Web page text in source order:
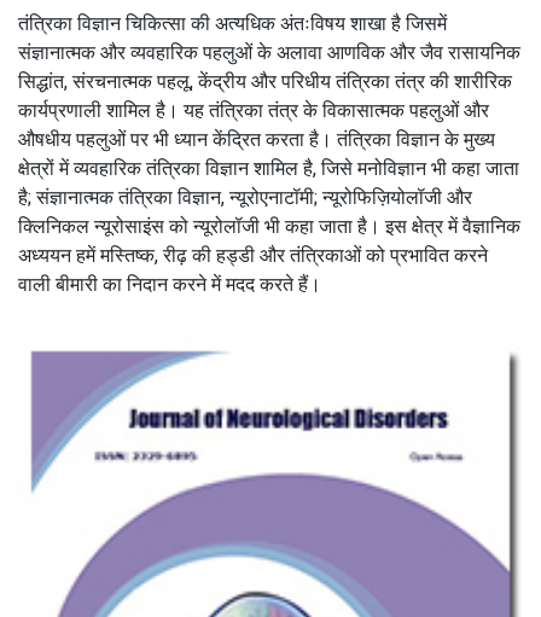
तंत्रिका विज्ञान चिकित्सा की अत्यधिक अंतःविषय शाखा है जिसमें
संज्ञानात्मक और व्यवहारिक पहलुओं के अलावा आणविक और जैव रासायनिक
सिद्धांत, संरचनात्मक पहलू, केंद्रीय और परिधीय तंत्रिका तंत्र की शारीरिक
कार्यप्रणाली शामिल है।यह तंत्रिका तंत्र के विकासात्मक पहलुओं और
औषधीय पहलुओं पर भी ध्यान केंद्रित करता है।तंत्रिका विज्ञान के मुख्य
क्षेत्रों में व्यवहारिक तंत्रिका विज्ञान शामिल है, जिसे मनोविज्ञान भी कहा जाता
है;संज्ञानात्मक तंत्रिका विज्ञान, न्यूरोएनाटॉमी;न्यूरोफिज़ियोलॉजी और
क्लिनिकल न्यूरोसाइंस को न्यूरोलॉजी भी कहा जाता है।इस क्षेत्र में वैज्ञानिक
अध्ययन हमें मस्तिष्क, रीढ़ की हड्डी और तंत्रिकाओं को प्रभावित करने
वाली बीमारी का निदान करने में मदद करते हैं।